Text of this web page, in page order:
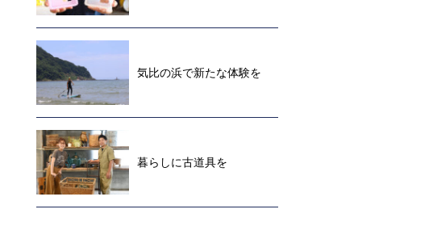
気比の浜で新たな体験を
暮らしに古道具を